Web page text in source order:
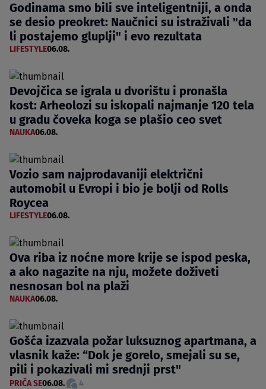
Godinama smo bili sve inteligentniji, a onda
se desio preokret: Naučnici su istraživali "da
li postajemo gluplji" i evo rezultata
LIFESTYLE06.08.
Devojčica se igrala u dvorištu i pronašla
kost: Arheolozi su iskopali najmanje 120 tela
u gradu čoveka koga se plašio ceo svet
NAUKA06.08.
Vozio sam najprodavaniji električni
automobil u Evropi i bio je bolji od Rolls
Roycea
LIFESTYLE06.08.
Ova riba iz noćne more krije se ispod peska,
a ako nagazite na nju, možete doživeti
nesnosan bol na plaži
NAUKA06.08.
Gošća izazvala požar luksuznog apartmana, a
vlasnik kaže: “Dok je gorelo, smejali su se,
pili i pokazivali mi srednji prst"
PRIČA SE06.08. 4